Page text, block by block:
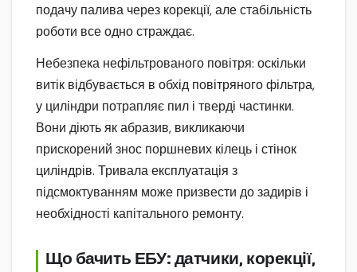
подачу палива через корекції, але стабільність
роботи все одно страждає.
Небезпека нефільтрованого повітря: оскільки
витік відбувається в обхід повітряного фільтра,
у циліндри потрапляє пил і тверді частинки.
Вони діють як абразив, викликаючи
прискорений знос поршневих кілець і стінок
циліндрів. Тривала експлуатація з
підсмоктуванням може призвести до задирів і
необхідності капітального ремонту.
Що бачить ЕБУ: датчики, корекції,